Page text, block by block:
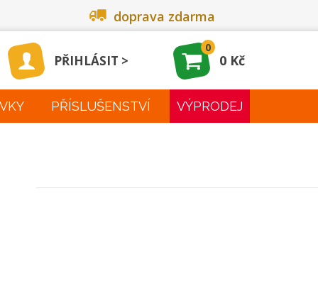
doprava zdarma
PŘIHLÁSIT
0
0 Kč
PŘÍSLUŠENSTVÍ VÝPRODEJ